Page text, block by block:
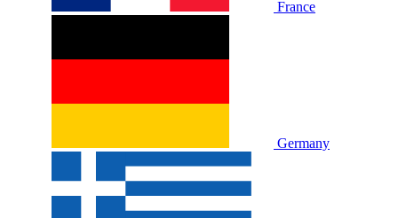
France
Germany